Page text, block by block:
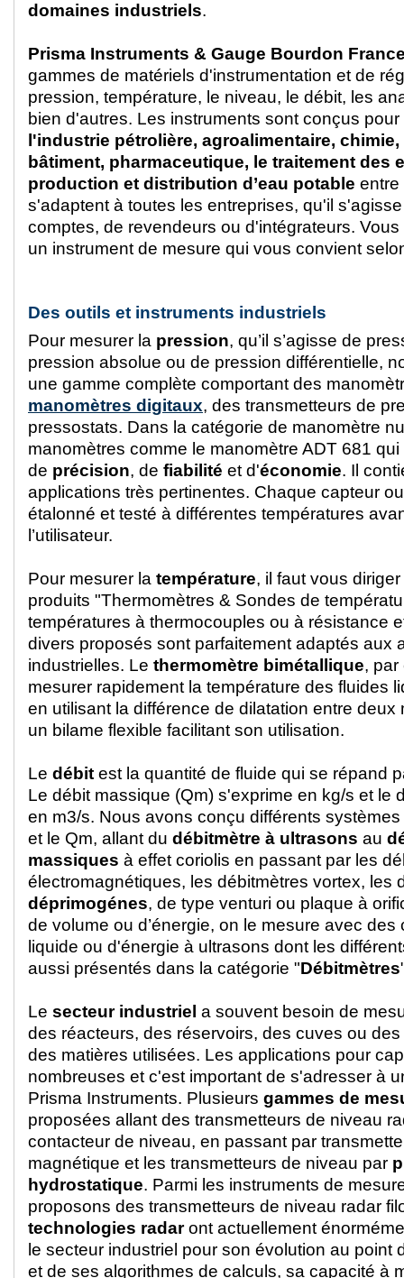
domaines industriels.
Prisma Instruments & Gauge Bourdon
gammes de matériels d'instrumentation et de
pression, température, le niveau, le débit, les
bien d'autres. Les instruments sont conçus
l'industrie pétrolière, agroalimentaire,
bâtiment, pharmaceutique, le traitement des
production et distribution d’eau potable entre
s'adaptent à toutes les entreprises, qu'il
comptes, de revendeurs ou d'intégrateurs.
un instrument de mesure qui vous convient
Des outils et instruments industriels
Pour mesurer la pression, qu’il s’agisse de
pression absolue ou de pression différentielle,
une gamme complète comportant des
manomètres digitaux, des transmetteurs de
pressostats. Dans la catégorie de manomètre
manomètres comme le manomètre ADT 681
de précision, de fiabilité et d'économie. Il
applications très pertinentes. Chaque capteur
étalonné et testé à différentes températures
l’utilisateur.
Pour mesurer la température, il faut vous
produits "Thermomètres & Sondes de
températures à thermocouples ou à résistance
divers proposés sont parfaitement adaptés aux
industrielles. Le thermomètre bimétallique, par
mesurer rapidement la température des fluides
en utilisant la différence de dilatation entre deux
un bilame flexible facilitant son utilisation.
Le débit est la quantité de fluide qui se répand
Le débit massique (Qm) s'exprime en kg/s et le
en m3/s. Nous avons conçu différents
et le Qm, allant du débitmètre à ultrasons au
massiques à effet coriolis en passant par les
électromagnétiques, les débitmètres vortex, les
déprimogénes, de type venturi ou plaque à
de volume ou d’énergie, on le mesure avec des
liquide ou d'énergie à ultrasons dont les
aussi présentés dans la catégorie "Débitmètres
Le secteur industriel a souvent besoin de
des réacteurs, des réservoirs, des cuves ou
des matières utilisées. Les applications pour
nombreuses et c'est important de s'adresser à
Prisma Instruments. Plusieurs gammes de
proposées allant des transmetteurs de niveau
contacteur de niveau, en passant par
magnétique et les transmetteurs de niveau par
hydrostatique. Parmi les instruments de
proposons des transmetteurs de niveau radar
technologies radaront actuellement
le secteur industriel pour son évolution au point
et de ses algorithmes de calculs, sa capacité à